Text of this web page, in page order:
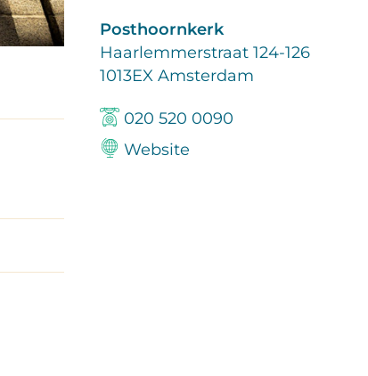
Posthoornkerk
Haarlemmerstraat 124-126
1013EX Amsterdam
020 520 0090
Website